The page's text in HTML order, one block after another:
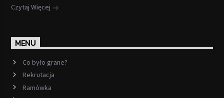
Czytaj Więcej
MENU
Co było grane?
Rekrutacja
Ramówka